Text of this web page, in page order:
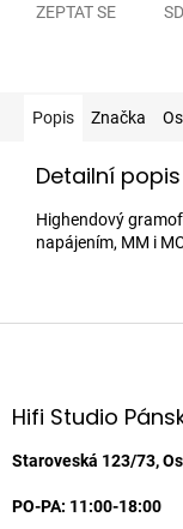
ZEPTAT SE
Popis Značka
Detailní
Highendový
napájením, MM i
Z
aHifi Studio
Staroveská 123/73,
PO-PA: 11:00-18:00